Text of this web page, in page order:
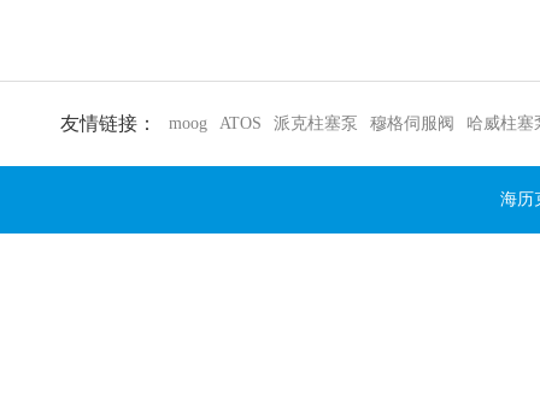
友情链接： moog ATOS 派克柱塞泵 穆格伺服阀 哈威柱塞
海历